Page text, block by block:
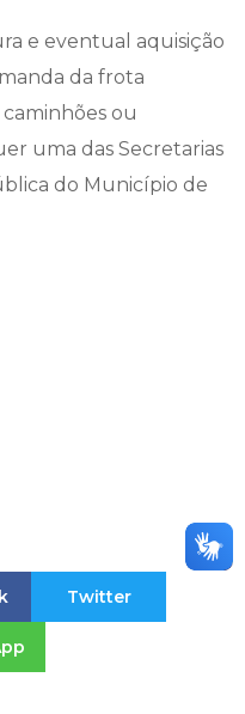
e eventual aquisição
da frota
ou
uma das Secretarias
do Município de
Twitter